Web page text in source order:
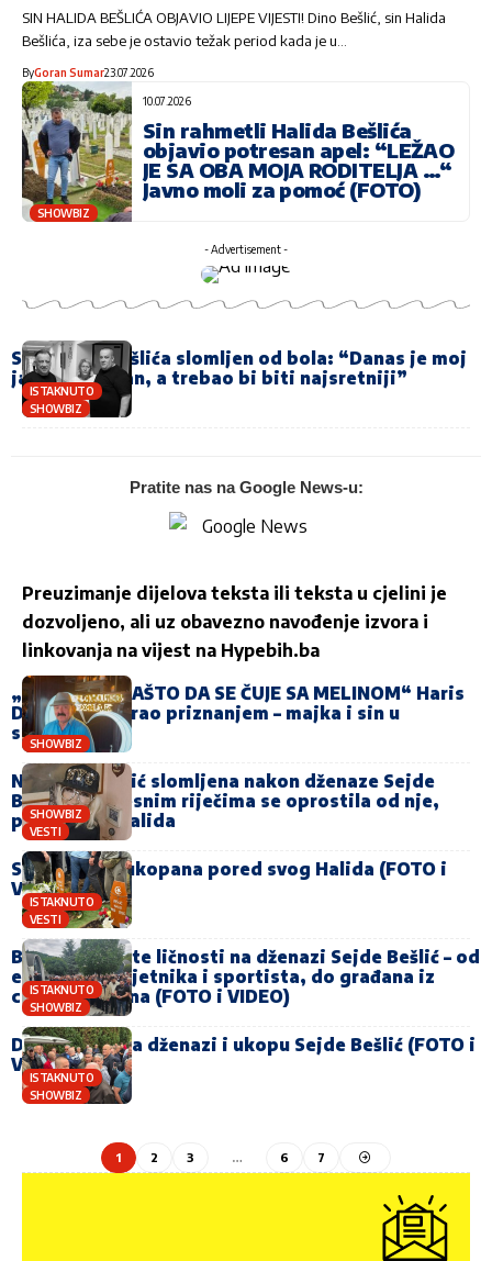
SIN HALIDA BEŠLIĆA OBJAVIO LIJEPE VIJESTI! Dino Bešlić, sin Halida
Bešlića, iza sebe je ostavio težak period kada je u…
ByGoran Sumar23.07.2026
10.07.2026
Sin rahmetli Halida Bešlića
objavio potresan apel: “LEŽAO
JE SA OBA MOJA RODITELJA …“
Javno moli za pomoć (FOTO)
SHOWBIZ
- Advertisement -
ISTAKNUTO
SHOWBIZ
Sin Halida Bešlića slomljen od bola: “Danas je moj
jako tužan dan, a trebao bi biti najsretniji”
Pratite nas na Google News-u:
Preuzimanje dijelova teksta ili teksta u cjelini je
dozvoljeno, ali uz obavezno navođenje izvora i
linkovanja na vijest na Hypebih.ba
SHOWBIZ
„KAN NEMA ZAŠTO DA SE ČUJE SA MELINOM“ Haris
Džinović šokirao priznanjem – majka i sin u
sukobu?!
SHOWBIZ
VESTI
Nada Topčagić slomljena nakon dženaze Sejde
Bešlić…Potresnim riječima se oprostila od nje,
pomenula i Halida
ISTAKNUTO
VESTI
Sejda Bešlić ukopana pored svog Halida (FOTO i
VIDEO)
ISTAKNUTO
SHOWBIZ
Brojne poznate ličnosti na dženazi Sejde Bešlić – od
estradnih umjetnika i sportista, do građana iz
cijelog regiona (FOTO i VIDEO)
ISTAKNUTO
SHOWBIZ
Dino Merlin na dženazi i ukopu Sejde Bešlić (FOTO i
VIDEO)
1 2 3 … 6 7